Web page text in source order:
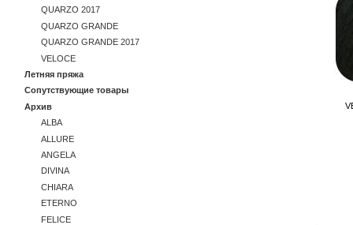
QUARZO 2017
QUARZO GRANDE
QUARZO GRANDE 2017
VELOCE
Летняя пряжа
Сопутствующие товары
Архив
ALBA
ALLURE
ANGELA
DIVINA
CHIARA
ETERNO
FELICE